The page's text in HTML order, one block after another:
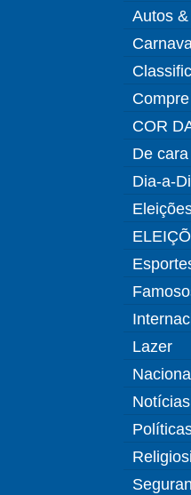
Autos
COR
De
Dia-a-
Lazer
Notícias